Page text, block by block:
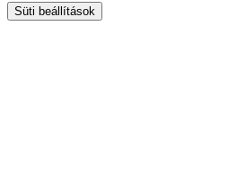
Süti beállítások